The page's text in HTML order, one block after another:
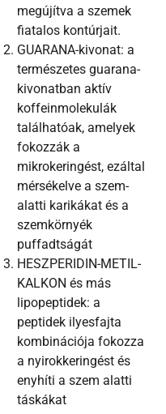
megújítva a szemek
fiatalos kontúrjait.
GUARANA-kivonat: a
természetes guarana-
kivonatban aktív
koffeinmolekulák
találhatóak, amelyek
fokozzák a
mikrokeringést, ezáltal
mérsékelve a szem-
alatti karikákat és a
szemkörnyék
puffadtságát
HESZPERIDIN-METIL-
KALKON és más
lipopeptidek: a
peptidek ilyesfajta
kombinációja fokozza
a nyirokkeringést és
enyhíti a szem alatti
táskákat